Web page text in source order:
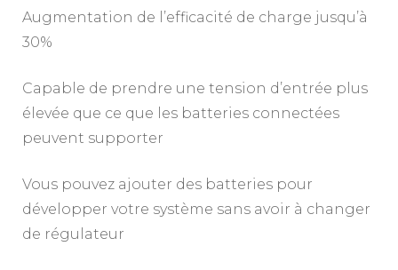
Augmentation de l’efficacité de charge jusqu’à
30%
Capable de prendre une tension d’entrée plus
élevée que ce que les batteries connectées
peuvent supporter
Vous pouvez ajouter des batteries pour
développer votre système sans avoir à changer
de régulateur